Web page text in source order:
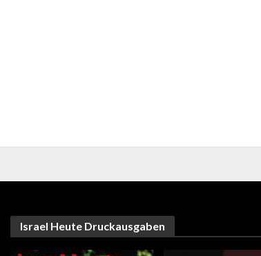
Israel Heute Druckausgaben